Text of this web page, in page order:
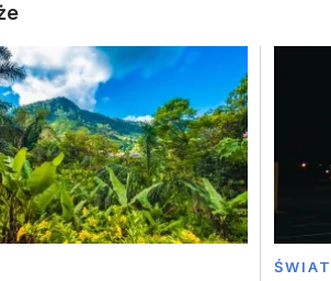
ŚWIAT